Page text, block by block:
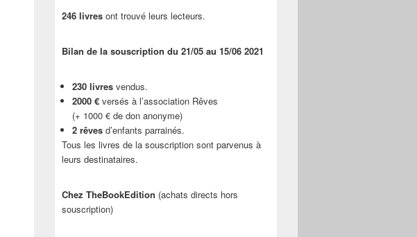
246 livres ont trouvé leurs lecteurs.
Bilan de la souscription du 21/05 au 15/06 2021
230 livres vendus.
2000 € versés à l’association Rêves
(+ 1000 € de don anonyme)
2 rêves d’enfants parrainés.
Tous les livres de la souscription sont parvenus à
leurs destinataires.
Chez TheBookEdition (achats directs hors
souscription)